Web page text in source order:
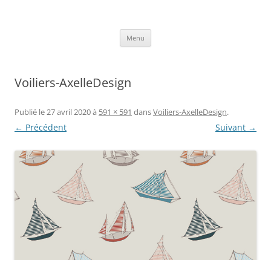
Menu
Voiliers-AxelleDesign
Publié le27 avril 2020à 591 × 591 dansVoiliers-AxelleDesign.
← Précédent Suivant →